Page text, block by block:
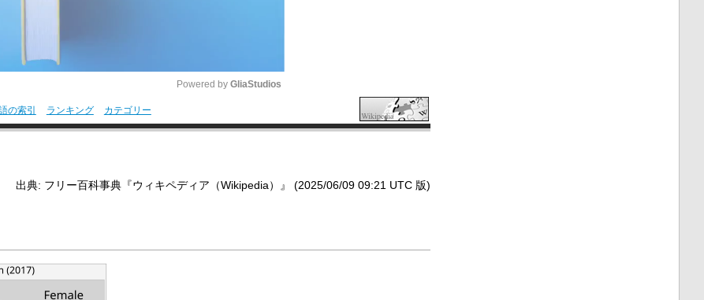
M
e
Powered by GliaStudios
の索引 ランキング カテゴリー
出典: フリー百科事典『ウィキペディア（Wikipedia）』 (2025/06/09 09:21 UTC 版)